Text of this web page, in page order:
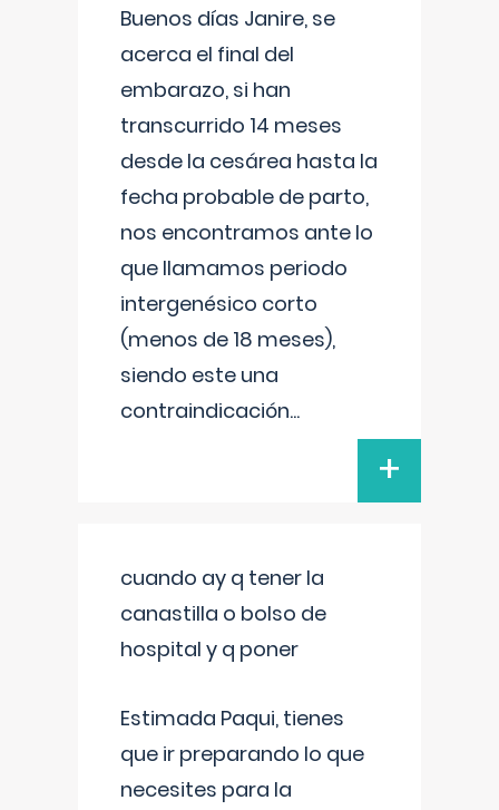
Buenos días Janire, se
acerca el final del
embarazo, si han
transcurrido 14 meses
desde la cesárea hasta la
fecha probable de parto,
nos encontramos ante lo
que llamamos periodo
intergenésico corto
(menos de 18 meses),
siendo este una
contraindicación...
+
cuando ay q tener la
canastilla o bolso de
hospital y q poner
Estimada Paqui, tienes
que ir preparando lo que
necesites para la